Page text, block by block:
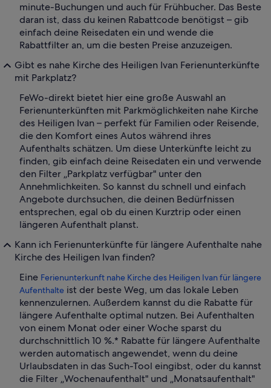
minute-Buchungen und auch für Frühbucher. Das Beste
daran ist, dass du keinen Rabattcode benötigst – gib
einfach deine Reisedaten ein und wende die
Rabattfilter an, um die besten Preise anzuzeigen.
Gibt es nahe Kirche des Heiligen Ivan Ferienunterkünfte
mit Parkplatz?
FeWo-direkt bietet hier eine große Auswahl an
Ferienunterkünften mit Parkmöglichkeiten nahe Kirche
des Heiligen Ivan – perfekt für Familien oder Reisende,
die den Komfort eines Autos während ihres
Aufenthalts schätzen. Um diese Unterkünfte leicht zu
finden, gib einfach deine Reisedaten ein und verwende
den Filter „Parkplatz verfügbar" unter den
Annehmlichkeiten. So kannst du schnell und einfach
Angebote durchsuchen, die deinen Bedürfnissen
entsprechen, egal ob du einen Kurztrip oder einen
längeren Aufenthalt planst.
Kann ich Ferienunterkünfte für längere Aufenthalte nahe
Kirche des Heiligen Ivan finden?
Eine Ferienunterkunft nahe Kirche des Heiligen Ivan für längere
Aufenthalte ist der beste Weg, um das lokale Leben
kennenzulernen. Außerdem kannst du die Rabatte für
längere Aufenthalte optimal nutzen. Bei Aufenthalten
von einem Monat oder einer Woche sparst du
durchschnittlich 10 %.* Rabatte für längere Aufenthalte
werden automatisch angewendet, wenn du deine
Urlaubsdaten in das Such-Tool eingibst, oder du kannst
die Filter „Wochenaufenthalt" und „Monatsaufenthalt"